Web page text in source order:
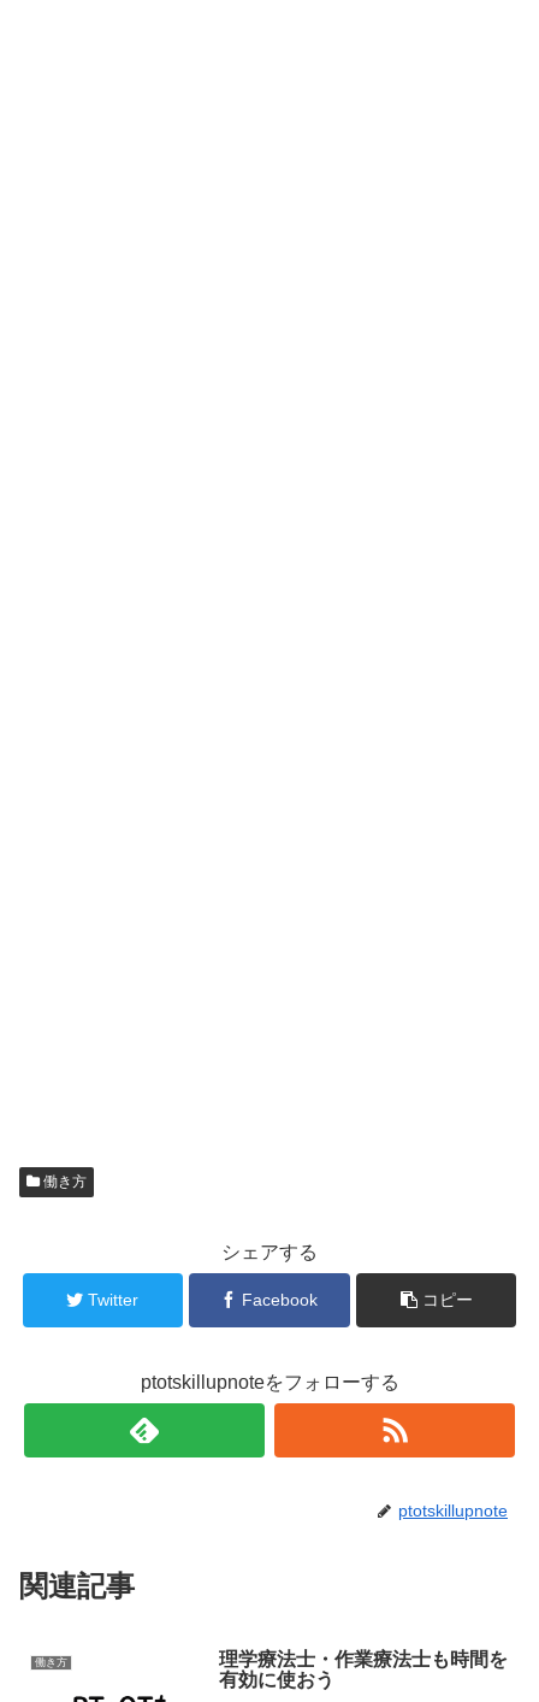
働き方
シェアする
Twitter Facebook コピー
ptotskillupnoteをフォローする
ptotskillupnote
関連記事
働き方
理学療法士・作業療法士も時間を
有効に使おう